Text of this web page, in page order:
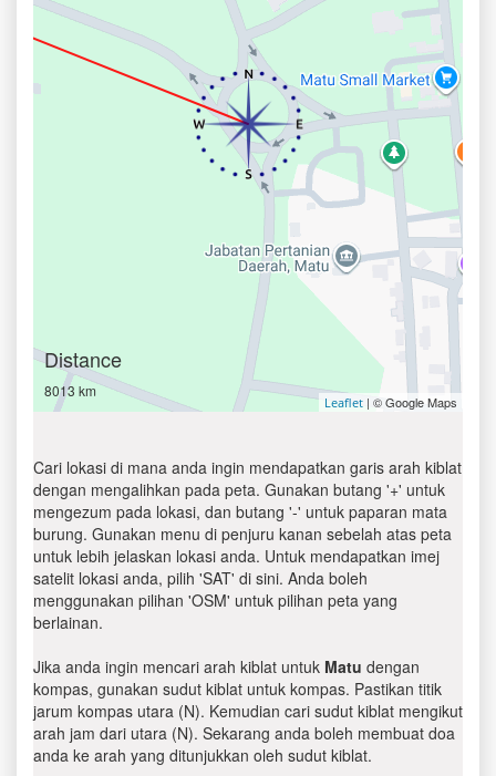
Distance
8013 km
Leaflet | © Google Maps
Cari lokasi di mana anda ingin mendapatkan garis arah kiblat
dengan mengalihkan pada peta. Gunakan butang '+' untuk
mengezum pada lokasi, dan butang '-' untuk paparan mata
burung. Gunakan menu di penjuru kanan sebelah atas peta
untuk lebih jelaskan lokasi anda. Untuk mendapatkan imej
satelit lokasi anda, pilih 'SAT' di sini. Anda boleh
menggunakan pilihan 'OSM' untuk pilihan peta yang
berlainan.
Jika anda ingin mencari arah kiblat untuk Matu dengan
kompas, gunakan sudut kiblat untuk kompas. Pastikan titik
jarum kompas utara (N). Kemudian cari sudut kiblat mengikut
arah jam dari utara (N). Sekarang anda boleh membuat doa
anda ke arah yang ditunjukkan oleh sudut kiblat.